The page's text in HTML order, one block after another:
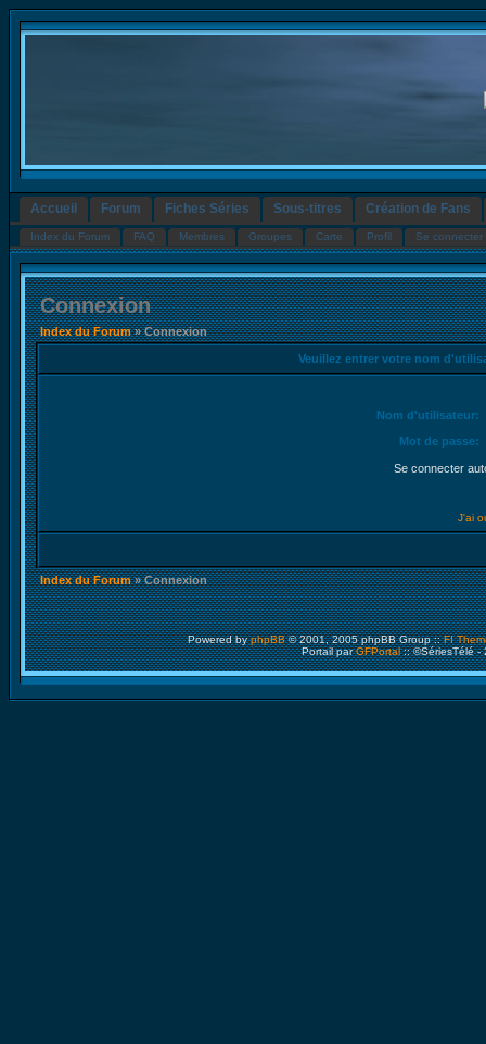
Accueil Forum Fiches Séries Sous-titres Création de Fans
Index du Forum FAQ Membres Groupes Carte Profil Se connecter
Connexion
Index du Forum» Connexion
Veuillez entrer votre nom
Nom d'utilisateur:
Mot de passe:
Se connecter
J'ai
Index du Forum» Connexion
Powered byphpBB© 2001, 2005 phpBB Group ::FI
Portail parGFPortal:: ©SériesTélé -